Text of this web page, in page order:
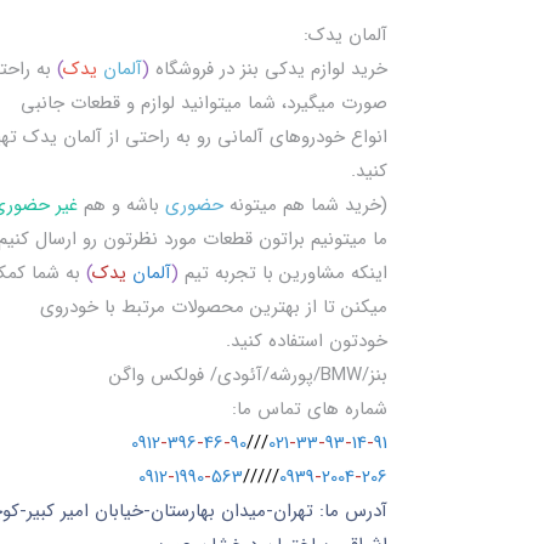
آلمان یدک:
خرید لوازم یدکی بنز در فروشگاه (آلمان یدک) به
صورت میگیرد، شما میتوانید لوازم و قطعات جانبی
انواع خودروهای آلمانی رو به راحتی از آلمان یدک
کنید.
(خرید شما هم میتونهحضوری باشه و همغیر
ما میتونیم براتون قطعات مورد نظرتون رو ارسال
اینکه مشاورین با تجربه تیم (آلمان یدک) به شما
میکنن تا از بهترین محصولات مرتبط با خودروی
خودتون استفاده کنید.
بنز/BMW/پورشه/آئودی/ فولکس واگن
شماره های تماس ما:
021-33-93-14-91
///
0912-396-46-90
0939-2004-206
/////
0912-1990-563
آدرس ما: تهران-میدان بهارستان-خیابان امیر کبیر-